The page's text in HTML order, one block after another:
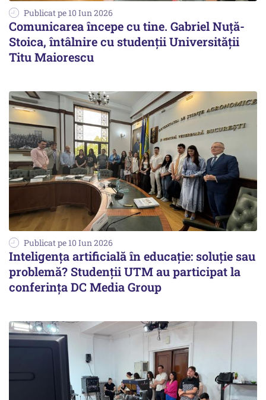
Publicat pe 10 Iun 2026
Comunicarea începe cu tine. Gabriel Nuță-
Stoica, întâlnire cu studenții Universității
Titu Maiorescu
Publicat pe 10 Iun 2026
Inteligența artificială în educație: soluție sau
problemă? Studenții UTM au participat la
conferința DC Media Group